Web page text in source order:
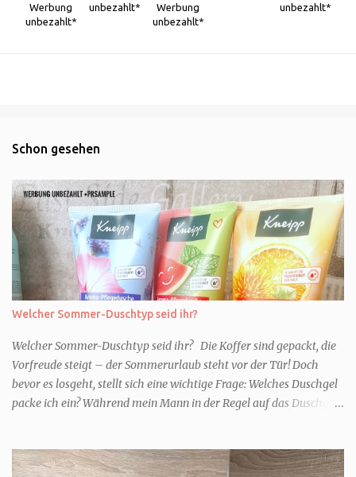
Werbung
unbezahlt*
unbezahlt*
Werbung
unbezahlt*
unbezahlt*
Schon gesehen
Welcher Sommer-Duschtyp seid ihr?
Welcher Sommer-Duschtyp seid ihr? Die Koffer sind gepackt, die
Vorfreude steigt – der Sommerurlaub steht vor der Tür! Doch
bevor es losgeht, stellt sich eine wichtige Frage: Welches Duschgel
packe ich ein? Während mein Mann in der Regel auf das Duschgel
Urlaub Entspannung und Wellness. Falls ihr ähnlich denkt, lasst